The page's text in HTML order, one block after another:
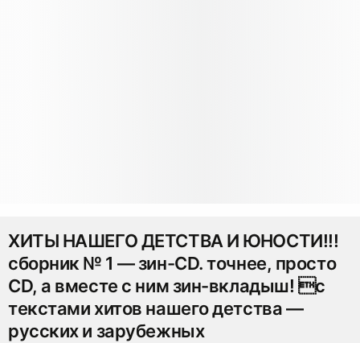
ХИТЫ НАШЕГО ДЕТСТВА И ЮНОСТИ!!!
сборник № 1 — зин-CD. точнее, просто
CD, а вместе с ним зин-вкладыш! с
текстами хитов нашего детства —
русских и зарубежных